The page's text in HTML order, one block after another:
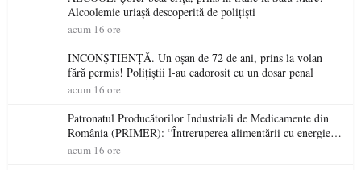
Alcoolemie uriașă descoperită de polițiști
acum 16 ore
INCONȘTIENȚĂ. Un oșan de 72 de ani, prins la volan
fără permis! Polițiștii l-au cadorosit cu un dosar penal
acum 16 ore
Patronatul Producătorilor Industriali de Medicamente din
România (PRIMER): “Întreruperea alimentării cu energie
electrică a fabricilor de medicamente va pune în pericol
acum 16 ore